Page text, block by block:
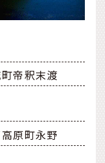
帝釈末渡
原町永野